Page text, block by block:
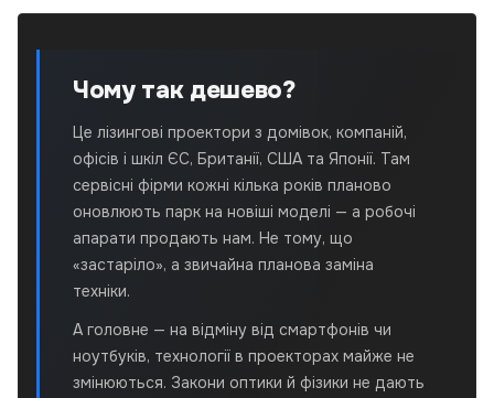
Чому так дешево?
Це лізингові проектори з домівок, компаній,
офісів і шкіл ЄС, Британії, США та Японії. Там
сервісні фірми кожні кілька років планово
оновлюють парк на новіші моделі — а робочі
апарати продають нам. Не тому, що
«застаріло», а звичайна планова заміна
техніки.
А головне — на відміну від смартфонів чи
ноутбуків, технології в проекторах майже не
змінюються. Закони оптики й фізики не дають